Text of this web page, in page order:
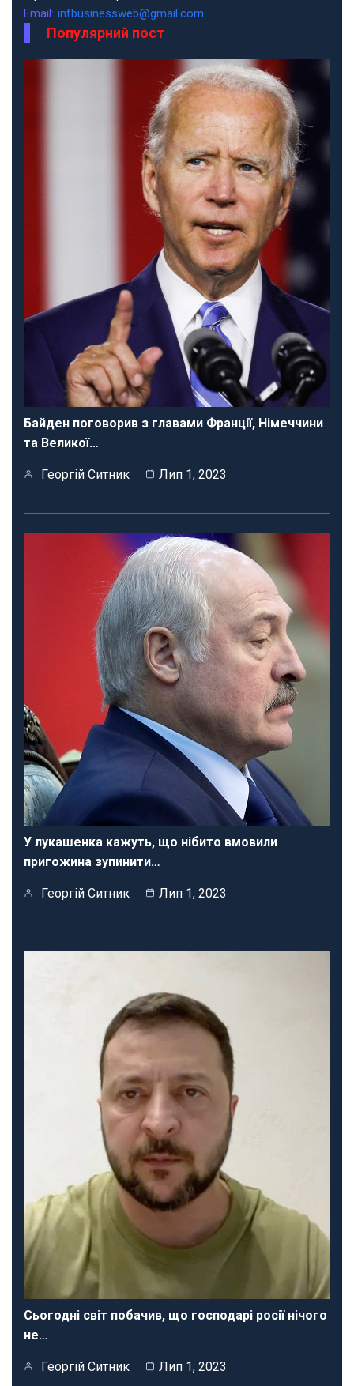
Email: infbusinessweb@gmail.com
Популярний пост
Байден поговорив з главами Франції, Німеччини
та Великої…
Георгій Ситник Лип 1, 2023
У лукашенка кажуть, що нібито вмовили
пригожина зупинити…
Георгій Ситник Лип 1, 2023
Сьогодні світ побачив, що господарі росії нічого
не…
Георгій Ситник Лип 1, 2023